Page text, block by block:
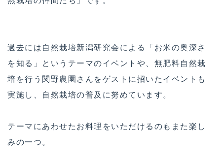
過去には自然栽培新潟研究会による「お米の奥深さ
を知る」というテーマのイベントや、無肥料自然栽
培を行う関野農園さんをゲストに招いたイベントも
実施し、自然栽培の普及に努めています。
テーマにあわせたお料理をいただけるのもまた楽し
みの一つ。